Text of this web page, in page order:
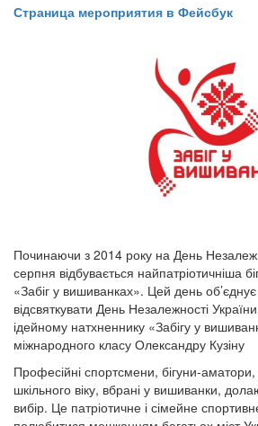
Страница мероприятия в Фейсбук
Починаючи з 2014 року на День
серпня відбувається найпатріотичніша
«Забіг у вишиванках». Цей день об’єднує
відсвяткувати День Незалежності
ідейному натхненнику «Забігу у
міжнародного класу Олександру Кузіну
Професійні спортсмени, бігуни-аматори,
шкільного віку, вбрані у вишиванки,
вибір. Це патріотичне і сімейне